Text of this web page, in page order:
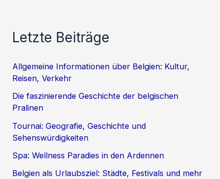
Letzte Beiträge
Allgemeine Informationen über Belgien: Kultur,
Reisen, Verkehr
Die faszinierende Geschichte der belgischen
Pralinen
Tournai: Geografie, Geschichte und
Sehenswürdigkeiten
Spa: Wellness Paradies in den Ardennen
Belgien als Urlaubsziel: Städte, Festivals und mehr